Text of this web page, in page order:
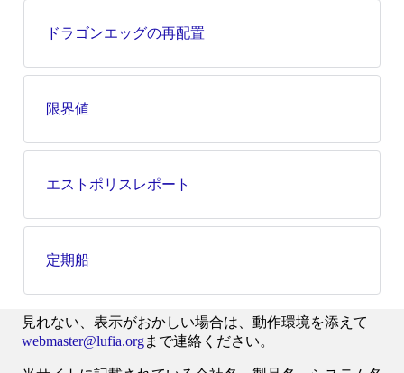
ドラゴンエッグの再配置
限界値
エストポリスレポート
定期船
見れない、表示がおかしい場合は、動作環境を添えて
webmaster@lufia.orgまで連絡ください。